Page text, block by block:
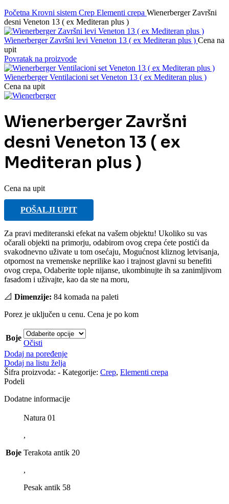
Početna Krovni sistem Crep Elementi crepa Wienerberger Završni
desni Veneton 13 ( ex Mediteran plus )
Wienerberger Završni levi Veneton 13 ( ex Mediteran plus ) Cena na
upit
Povratak na proizvode
Wienerberger Ventilacioni set Veneton 13 ( ex Mediteran plus )
Cena na upit
Wienerberger Završni
desni Veneton 13 ( ex
Mediteran plus )
Cena na upit
POŠALJI UPIT
Za pravi mediteranski efekat na vašem objektu! Ukoliko su vas
očarali objekti na primorju, odabirom ovog crepa ćete postići da
svakodnevno uživate u tom osećaju, Mogućnost kliznog letvisanja,
otpornost na vremenske neprilike kao i trajnost glavni su benefiti
ovog crepa, Odaberite tople nijanse, ukombinujte ih sa zanimljivom
fasadom i uživajte, kao da ste na moru,
📐 Dimenzije: 84 komada na paleti
Porez je uključen u cenu. Cena je po kom
Boje
Očisti
Dodaj na poređenje
Dodaj na listu želja
Šifra proizvoda: - Kategorije: Crep, Elementi crepa
Podeli
Dodatne informacije
Boje
Natura 01
,
Terakota antik 20
,
Pesak antik 58